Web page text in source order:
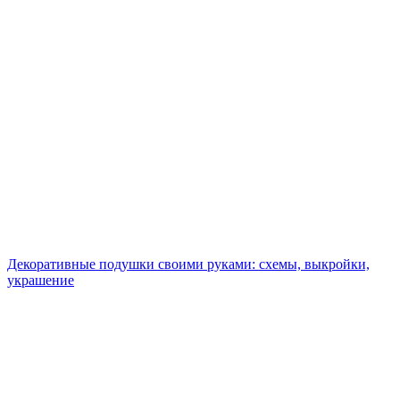
Декоративные подушки своими руками: схемы, выкройки,
украшение